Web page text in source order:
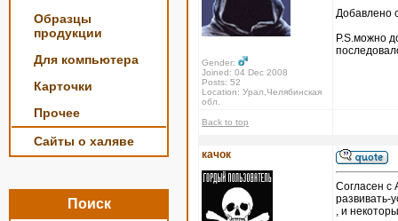
Образцы
продукции
Для компьютера
Карточки
Прочее
Сайты о халяве
Поиск
Gender:
Joined: 04 Dec 2008
Posts: 52
Location: Урал,Челябинская
обл.
Добавлено
P.S.можно
Back to top
качок
Согласен с
развивать-
, и